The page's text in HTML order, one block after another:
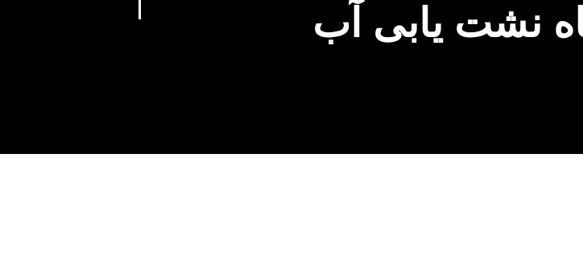
نشت یابی آب